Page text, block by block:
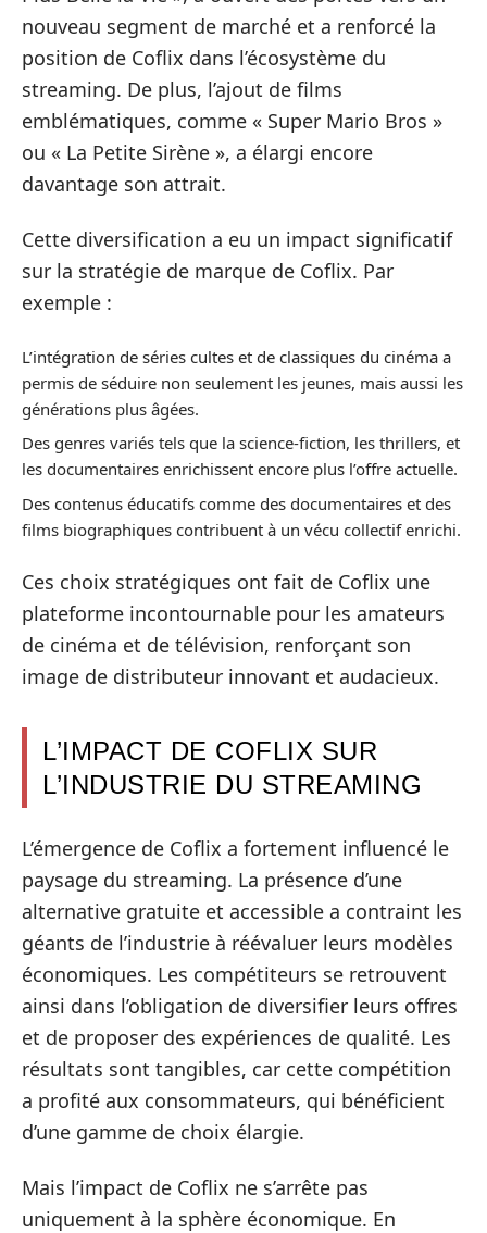
nouveau segment de marché et a renforcé la
position de Coflix dans l’écosystème du
streaming. De plus, l’ajout de films
emblématiques, comme « Super Mario Bros »
ou « La Petite Sirène », a élargi encore
davantage son attrait.
Cette diversification a eu un impact significatif
sur la stratégie de marque de Coflix. Par
exemple :
L’intégration de séries cultes et de classiques du cinéma a
permis de séduire non seulement les jeunes, mais aussi les
générations plus âgées.
Des genres variés tels que la science-fiction, les thrillers, et
les documentaires enrichissent encore plus l’offre actuelle.
Des contenus éducatifs comme des documentaires et des
films biographiques contribuent à un vécu collectif enrichi.
Ces choix stratégiques ont fait de Coflix une
plateforme incontournable pour les amateurs
de cinéma et de télévision, renforçant son
image de distributeur innovant et audacieux.
L’IMPACT DE COFLIX SUR
L’INDUSTRIE DU STREAMING
L’émergence de Coflix a fortement influencé le
paysage du streaming. La présence d’une
alternative gratuite et accessible a contraint les
géants de l’industrie à réévaluer leurs modèles
économiques. Les compétiteurs se retrouvent
ainsi dans l’obligation de diversifier leurs offres
et de proposer des expériences de qualité. Les
résultats sont tangibles, car cette compétition
a profité aux consommateurs, qui bénéficient
d’une gamme de choix élargie.
Mais l’impact de Coflix ne s’arrête pas
uniquement à la sphère économique. En